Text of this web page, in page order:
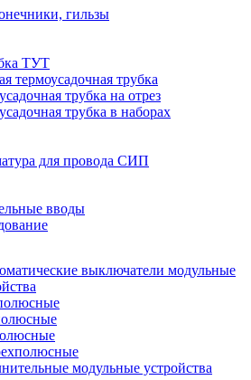
гильзы
ТУТ
термоусадочная трубка
трубка на отрез
трубка в наборах
для провода СИП
вводы
выключатели модульные
модульные устройства